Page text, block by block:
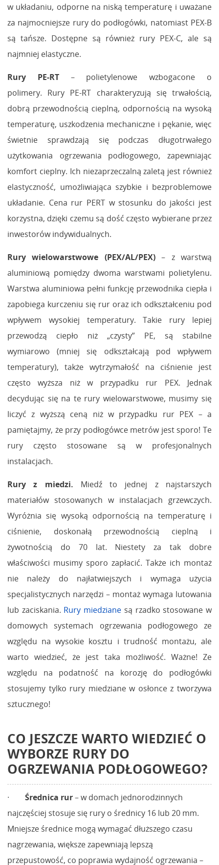
w układaniu, odporne na niską temperaturę i uważane
za najmocniejsze rury do podłogówki, natomiast PEX-B
są tańsze. Dostępne są również rury PEX-C, ale są
najmniej elastyczne.
Rury PE-RT – polietylenowe wzbogacone o
polimery. Rury PE-RT charakteryzują się trwałością,
dobrą przewodnością cieplną, odpornością na wysoką
temperaturę, uszkodzenia mechaniczne i pękanie, więc
świetnie sprawdzają się podczas długotrwałego
użytkowania ogrzewania podłogowego, zapewniając
komfort cieplny. Ich niezaprzeczalną zaletą jest również
elastyczność, umożliwiająca szybkie i bezproblemowe
układanie. Cena rur PERT w stosunku do jakości jest
korzystna, dzięki czemu są dość często wybierane przez
inwestorów indywidualnych.
Rury wielowarstwowe (PEX/AL/PEX)– z warstwą
aluminiową pomiędzy dwoma warstwami polietylenu.
Warstwa aluminiowa pełni funkcję przewodnika ciepła i
zapobiega kurczeniu się rur oraz ich odkształceniu pod
wpływem wysokiej temperatury. Takie rury lepiej
przewodzą ciepło niż „czysty” PE, są stabilne
wymiarowo (mniej się odkształcają pod wpływem
temperatury), także wytrzymałość na ciśnienie jest
często wyższa niż w przypadku rur PEX. Jednak
decydując się na te rury wielowarstwowe, musimy się
liczyć z wyższą ceną niż w przypadku rur PEX – a
pamiętajmy, że przy podłogówce metrów jest sporo! Te
rury często stosowane są w profesjonalnych
instalacjach.
Rury z miedzi. Miedź to jednej z najstarszych
materiałów stosowanych w instalacjach grzewczych.
Wyróżnia się wysoką odpornością na temperaturę i
ciśnienie, doskonałą przewodnością cieplną i
żywotnością do 70 lat. Niestety za tak dobre
właściwości musimy sporo zapłacić. Także ich montaż
nie należy do najłatwiejszych i wymaga użycia
specjalistycznych narzędzi – montaż wymaga lutowania
lub zaciskania. Rury miedziane są rzadko stosowane w
domowych systemach ogrzewania podłogowego ze
względu na wysokie kosztu i trudność montażu, ale
warto wiedzieć, że jest taka możliwość. Ważne! Ze
względu na podatność na korozję do podłogówki
stosujemy tylko rury miedziane w osłonce z tworzywa
sztucznego!
CO JESZCZE WARTO WIEDZIEĆ O
WYBORZE RURY DO
OGRZEWANIA PODŁOGOWEGO?
· Średnica rur– w domach jednorodzinnych
najczęściej stosuje się rury o średnicy 16 lub 20 mm.
Mniejsze średnice mogą wymagać dłuższego czasu
nagrzewania, większe zapewniają lepszą
przepustowość, co poprawia wydajność ogrzewania –